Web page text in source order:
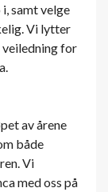
samt velge
Vi lytter
veiledning for
av årene
både
Vi
med oss ​​på